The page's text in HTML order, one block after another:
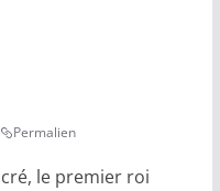
Permalien
le premier roi